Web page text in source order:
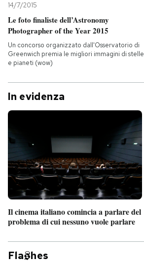
14/7/2015
Le foto finaliste dell’Astronomy
Photographer of the Year 2015
Un concorso organizzato dall'Osservatorio di
Greenwich premia le migliori immagini di stelle
e pianeti (wow)
In evidenza
Il cinema italiano comincia a parlare del
problema di cui nessuno vuole parlare
Fla hes